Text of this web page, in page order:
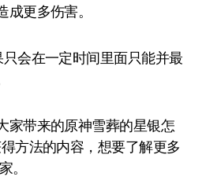
更多伤害。
会在一定时间里面只能并最
带来的原神雪葬的星银怎
方法的内容，想要了解更多
。